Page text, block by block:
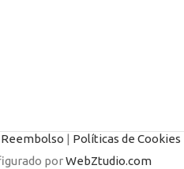
| Políticas de Cookies
porWebZtudio.com